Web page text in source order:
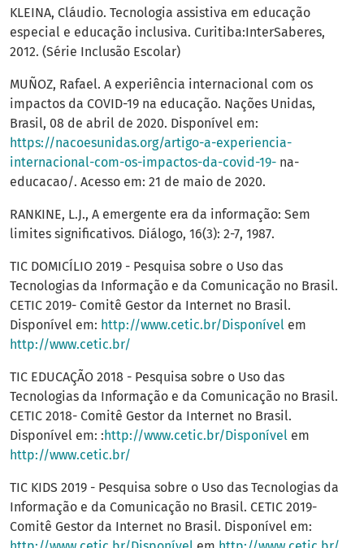
KLEINA, Cláudio. Tecnologia assistiva em educação
especial e educação inclusiva. Curitiba:InterSaberes,
2012. (Série Inclusão Escolar)
MUÑOZ, Rafael. A experiência internacional com os
impactos da COVID-19 na educação. Nações Unidas,
Brasil, 08 de abril de 2020. Disponível em:
https://nacoesunidas.org/artigo-a-experiencia-
internacional-com-os-impactos-da-covid-19- na-
educacao/. Acesso em: 21 de maio de 2020.
RANKINE, L.J., A emergente era da informação: Sem
limites significativos. Diálogo, 16(3): 2-7, 1987.
TIC DOMICÍLIO 2019 - Pesquisa sobre o Uso das
Tecnologias da Informação e da Comunicação no Brasil.
CETIC 2019- Comitê Gestor da Internet no Brasil.
Disponível em: http://www.cetic.br/Disponível em
http://www.cetic.br/
TIC EDUCAÇÃO 2018 - Pesquisa sobre o Uso das
Tecnologias da Informação e da Comunicação no Brasil.
CETIC 2018- Comitê Gestor da Internet no Brasil.
Disponível em: : http://www.cetic.br/Disponível em
http://www.cetic.br/
TIC KIDS 2019 - Pesquisa sobre o Uso das Tecnologias da
Informação e da Comunicação no Brasil. CETIC 2019-
Comitê Gestor da Internet no Brasil. Disponível em: